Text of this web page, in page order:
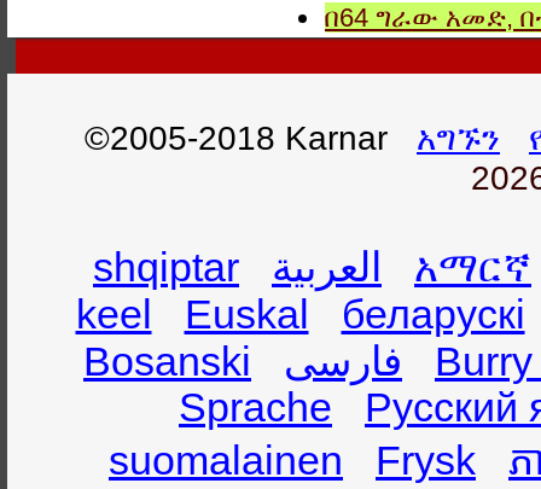
በ64 ግራው አመድ,
©2005-2018 Karnar አግኙን
shqiptar العربية
አማርኛ
keel
Euskal
беларускі
Bosanski
فارسی
Sprache
Русский
suomalainen
Frysk
ភ